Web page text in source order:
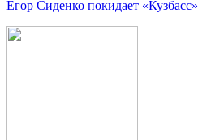
Егор Сиденко покидает «Кузбасс»